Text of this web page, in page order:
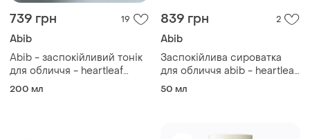
739 грн 19
Abib
Abib - заспокійливий тонік
для обличчя - heartleaf
calming toner skin booster -
200 мл
839 грн 2
Abib
Заспокійлива сироватка
для обличчя abib - heartleaf
teca capsule serum calming
50 мл